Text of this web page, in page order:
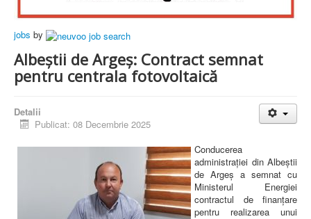
jobs by
Albeștii de Argeș: Contract semnat
pentru centrala fotovoltaică
Detalii
Publicat: 08 Decembrie 2025
Conducerea
administrației din Albeștii
de Argeș a semnat cu
Ministerul Energiei
contractul de finanțare
pentru realizarea unui